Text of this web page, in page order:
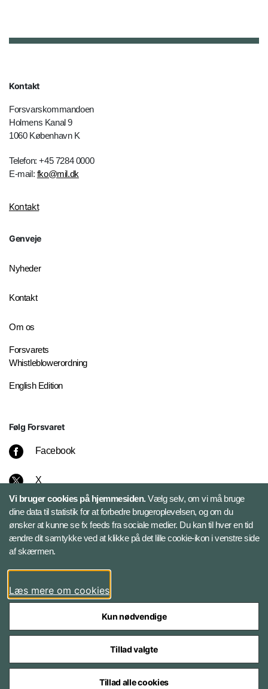
Kontakt
Forsvarskommandoen
Holmens Kanal 9
1060 København K
Telefon: +45 7284 0000
E-mail: fko@mil.dk
Kontakt
Genveje
Nyheder
Kontakt
Om os
Forsvarets
Whistleblowerordning
English Edition
Følg Forsvaret
Facebook
X
Instagram
Bluesky
LinkedIn
Styrelser og myndigheder under Forsvarsministeriet
Vi bruger cookies på hjemmesiden.Vælg selv, om vi må bruge
dine data til statistik for at forbedre brugeroplevelsen, og om du
ønsker at kunne se fx feeds fra sociale medier. Du kan til hver en tid
ændre dit samtykke ved at klikke på det lille cookie-ikon i venstre side
af skærmen.
Læs mere om cookies
Kun nødvendige
Tillad valgte
Tillad alle cookies